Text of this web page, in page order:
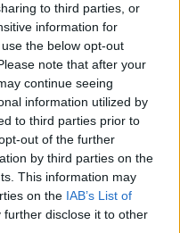
to third parties, or
information for
the below opt-out
note that after your
continue seeing
information utilized by
to third parties prior to
out of the further
by third parties on the
This information may
on the IAB’s List of
further disclose it to other